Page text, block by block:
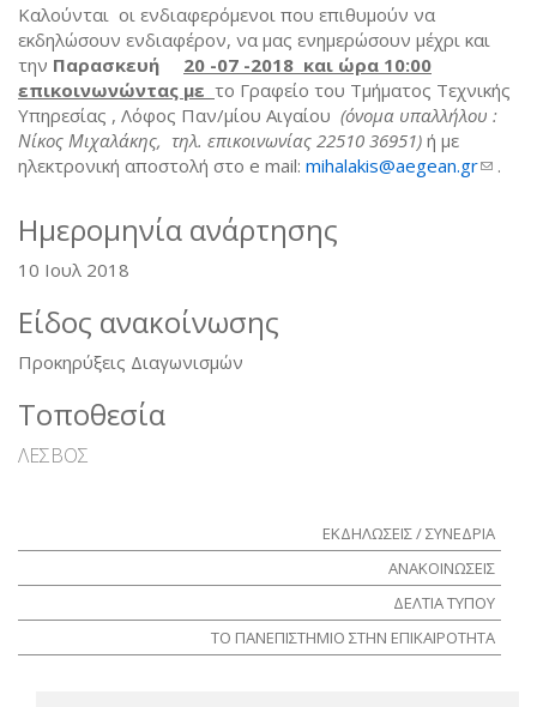
Καλούνται οι ενδιαφερόμενοι που επιθυμούν να
εκδηλώσουν ενδιαφέρον, να μας ενημερώσουν μέχρι και
την Παρασκευή 20 -07 -2018 και ώρα 10:00
επικοινωνώντας με το Γραφείο του Τμήματος Τεχνικής
Υπηρεσίας , Λόφος Παν/μίου Αιγαίου (όνομα υπαλλήλου :
Νίκος Μιχαλάκης, τηλ. επικοινωνίας 22510 36951) ή με
ηλεκτρονική αποστολή στο e mail: mihalakis@aegean.gr(link.
Ημερομηνία ανάρτησης
10 Ιουλ 2018
Είδος ανακοίνωσης
Προκηρύξεις Διαγωνισμών
Τοποθεσία
ΛΕΣΒΟΣ
ΕΚΔΗΛΩΣΕΙΣ / ΣΥΝΕΔΡΙΑ
ΑΝΑΚΟΙΝΩΣΕΙΣ
ΔΕΛΤΙΑ ΤΥΠΟΥ
ΤΟ ΠΑΝΕΠΙΣΤΗΜΙΟ ΣΤΗΝ ΕΠΙΚΑΙΡΟΤΗΤΑ